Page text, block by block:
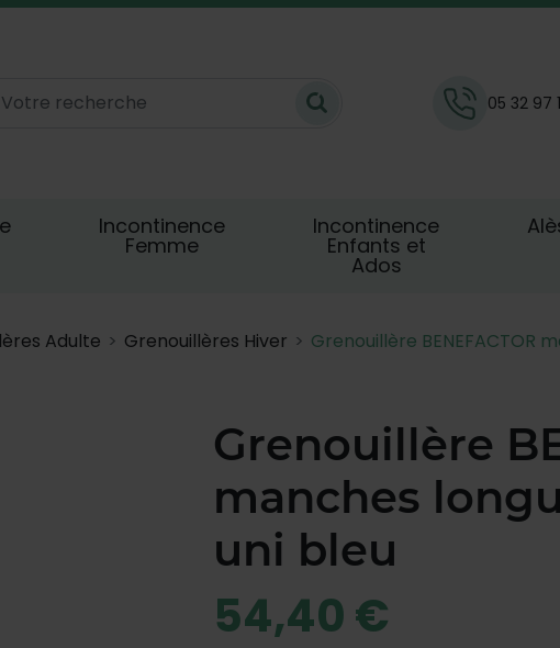
05 32 97
Incontinence
Femme
Incontinence
Enfants et
Ados
Adulte Grenouillères Hiver Grenouillère BENEFACTOR
Grenouillère
manches
uni bleu
54,40 €